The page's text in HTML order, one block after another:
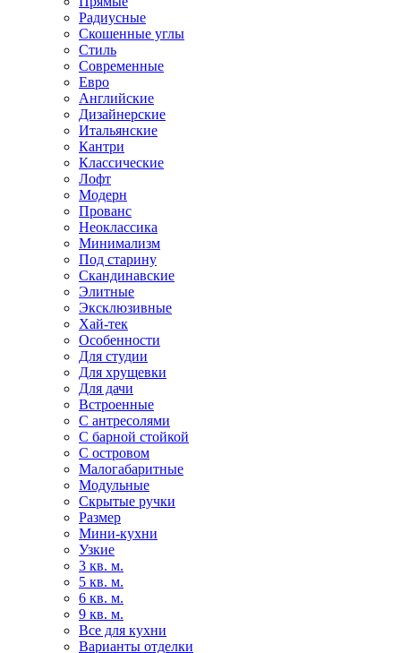
Радиусные
Скошенные углы
Стиль
Современные
Евро
Английские
Дизайнерские
Итальянские
Кантри
Классические
Лофт
Модерн
Прованс
Неоклассика
Минимализм
Под старину
Скандинавские
Элитные
Эксклюзивные
Хай-тек
Особенности
Для студии
Для хрущевки
Для дачи
Встроенные
С антресолями
С барной стойкой
С островом
Малогабаритные
Модульные
Скрытые ручки
Размер
Мини-кухни
Узкие
3 кв. м.
5 кв. м.
6 кв. м.
9 кв. м.
Все для кухни
Варианты отделки